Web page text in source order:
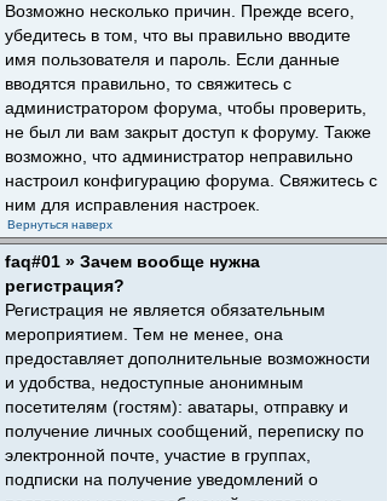
Возможно несколько причин. Прежде всего,
убедитесь в том, что вы правильно вводите
имя пользователя и пароль. Если данные
вводятся правильно, то свяжитесь с
администратором форума, чтобы проверить,
не был ли вам закрыт доступ к форуму. Также
возможно, что администратор неправильно
настроил конфигурацию форума. Свяжитесь с
ним для исправления настроек.
Вернуться наверх
faq#01 » Зачем вообще нужна
регистрация?
Регистрация не является обязательным
мероприятием. Тем не менее, она
предоставляет дополнительные возможности
и удобства, недоступные анонимным
посетителям (гостям): аватары, отправку и
получение личных сообщений, переписку по
электронной почте, участие в группах,
подписки на получение уведомлений о